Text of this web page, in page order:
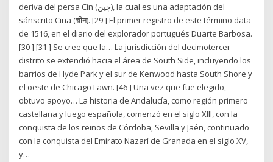
deriva del persa Cin (چین), la cual es una adaptación del
sánscrito Cīna (चीन). [29 ] El primer registro de este término data
de 1516, en el diario del explorador portugués Duarte Barbosa.
[30 ] [31 ] Se cree que la… La jurisdicción del decimotercer
distrito se extendió hacia el área de South Side, incluyendo los
barrios de Hyde Park y el sur de Kenwood hasta South Shore y
el oeste de Chicago Lawn. [46 ] Una vez que fue elegido,
obtuvo apoyo… La historia de Andalucía, como región primero
castellana y luego española, comenzó en el siglo XIII, con la
conquista de los reinos de Córdoba, Sevilla y Jaén, continuado
con la conquista del Emirato Nazarí de Granada en el siglo XV,
y…